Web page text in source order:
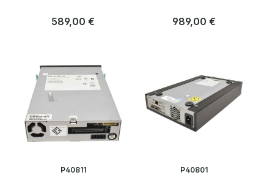
System Storage
TS3500
Regulärer Preis:
589,00 € Regulärer Preis:
989,00 €
P40811 P40801